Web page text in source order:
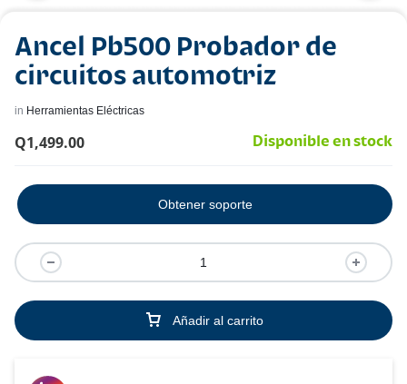
Ancel Pb500 Probador de
circuitos automotriz
in Herramientas Eléctricas
Q1,499.00 Disponible en stock
Añadir al carrito
Obtener soporte